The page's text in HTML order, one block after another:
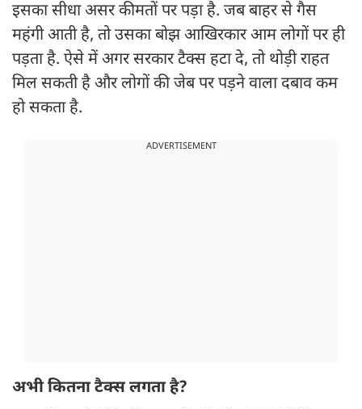
इसका सीधा असर कीमतों पर पड़ा है. जब बाहर से गैस
महंगी आती है, तो उसका बोझ आखिरकार आम लोगों पर ही
पड़ता है. ऐसे में अगर सरकार टैक्स हटा दे, तो थोड़ी राहत
मिल सकती है और लोगों की जेब पर पड़ने वाला दबाव कम
हो सकता है.
ADVERTISEMENT
अभी कितना टैक्स लगता है?